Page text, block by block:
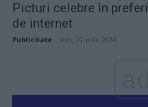
Picturi celebre în
de internet
Publicitate luni, 22 iulie 2024